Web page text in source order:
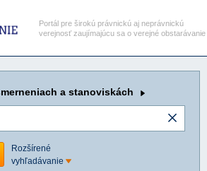
Portál pre širokú právnickú aj neprávnickú
verejnosť zaujímajúcu sa o verejné obstarávanie
a stanoviskách
Rozšírené
vyhľadávanie